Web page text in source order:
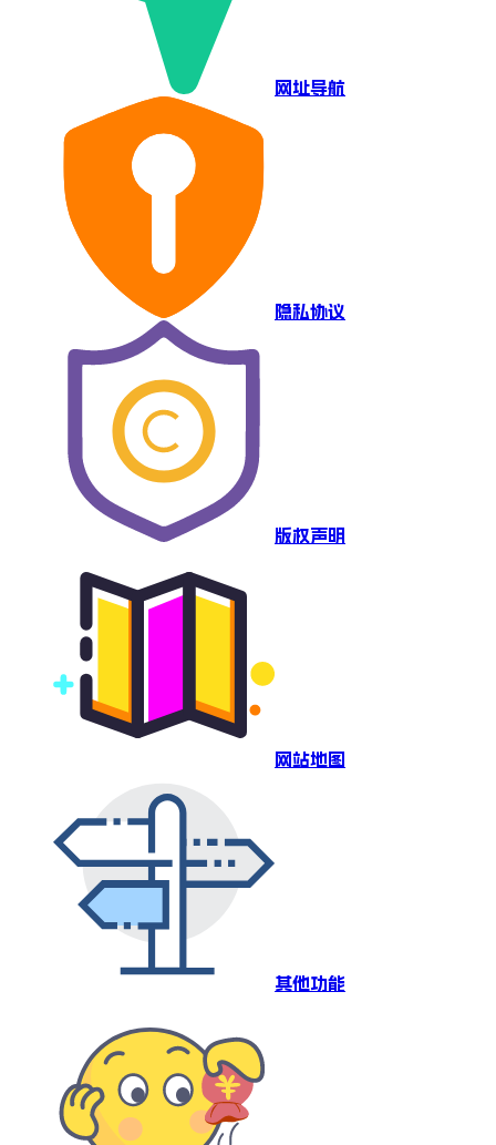
网址导航
隐私协议
版权声明
网站地图
其他功能